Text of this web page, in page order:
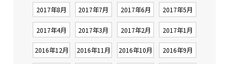
2017年8月 2017年7月 2017年6月 2017年5月
2017年4月 2017年3月 2017年2月 2017年1月
2016年12月 2016年11月 2016年10月 2016年9月